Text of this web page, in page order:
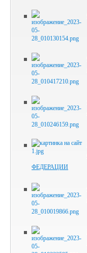
ФЕДЕРАЦИИ